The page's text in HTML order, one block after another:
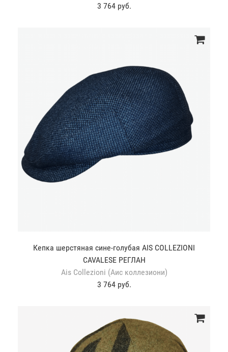
3 764 руб.
Кепка шерстяная сине-голубая AIS COLLEZIONI
CAVALESE РЕГЛАН
Ais Collezioni (Аис коллезиони)
3 764 руб.